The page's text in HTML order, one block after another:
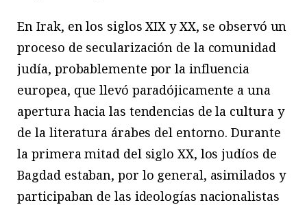
En Irak, en los siglos XIX y XX, se observó un
proceso de secularización de la comunidad
judía, probablemente por la influencia
europea, que llevó paradójicamente a una
apertura hacia las tendencias de la cultura y
de la literatura árabes del entorno. Durante
la primera mitad del siglo XX, los judíos de
Bagdad estaban, por lo general, asimilados y
participaban de las ideologías nacionalistas